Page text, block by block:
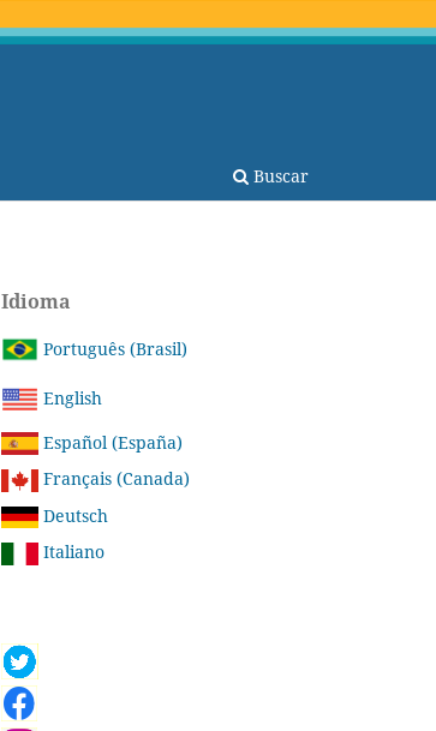
Buscar
Idioma
Português (Brasil)
English
Español (España)
Français (Canada)
Deutsch
Italiano